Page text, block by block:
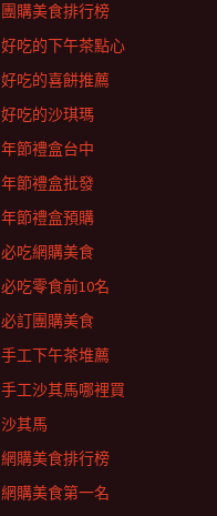
團購美食排行榜
好吃的下午茶點心
好吃的喜餅推薦
好吃的沙琪瑪
年節禮盒台中
年節禮盒批發
年節禮盒預購
必吃網購美食
必吃零食前10名
必訂團購美食
手工下午茶堆薦
手工沙其馬哪裡買
沙其馬
網購美食排行榜
網購美食第一名